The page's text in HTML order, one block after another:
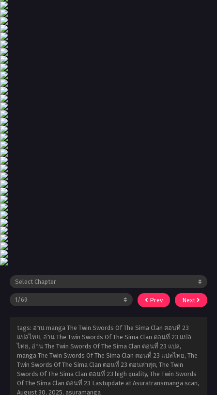
Prev Next
tags: อ่าน manga The Twin Swords Of The Sima Clan ตอนที่ 23
แปลไทย, อ่าน The Twin Swords Of The Sima Clan ตอนที่ 23 แปล
ไทย, อ่าน The Twin Swords Of The Sima Clan ตอนที่ 23 แปล,
manga The Twin Swords Of The Sima Clan ตอนที่ 23 แปลไทย, The
Twin Swords Of The Sima Clan ตอนที่ 23 ตอนล่าสุด, The Twin
Swords Of The Sima Clan ตอนที่ 23 high quality, The Twin Swords
Of The Sima Clan ตอนที่ 23 Lastupdate at Asuratransmanga scan,
August 30, 2025, asuramanga